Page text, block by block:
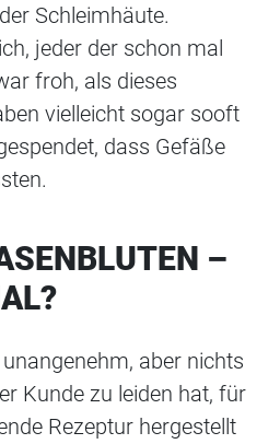
Schleimhäute.
jeder der schon mal
froh, als dieses
vielleicht sogar sooft
dass Gefäße
–
aber nichts
Kunde zu leiden hat, für
Rezeptur hergestellt